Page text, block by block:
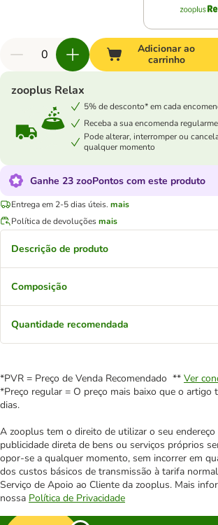
Adicionar ao
carrinho
zooplus Relax
5% de desconto* em cada
Receba a sua encomenda
Pode alterar, interromper ou
qualquer momento
Ganhe 23 zooPontos com este produto
Entrega em 2-5 dias úteis. mais
Política de devoluçõesmais
Descrição de produto
Composição
Quantidade recomendada
*PVR = Preço de Venda Recomendado ** Ver
*Preço regular = O preço mais baixo que o artigo
dias.
A zooplus tem o direito de utilizar o seu endereço
publicidade direta de bens ou serviços próprios
opor-se a qualquer momento, sem incorrer em
dos custos básicos de transmissão à tarifa
Serviço de Apoio ao Cliente da zooplus. Mais
nossa Política de Privacidade